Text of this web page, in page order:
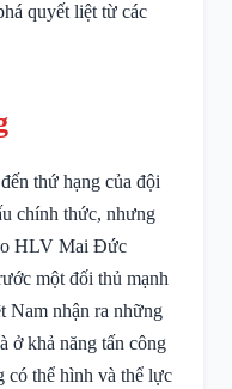
quyết liệt từ các
thứ hạng của đội
chính thức, nhưng
HLV Mai Đức
một đối thủ mạnh
Nam nhận ra những
ở khả năng tấn công
có thể hình và thể lực